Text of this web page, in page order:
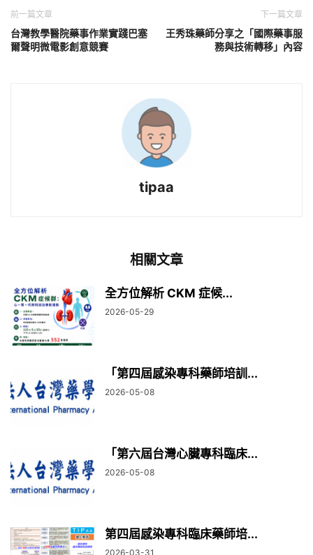
前一篇文章
台灣教學醫院藥事作業實踐巴塞
爾聲明微電影創意競賽
下一篇文章
王秀珠藥師分享之「國際藥事服
務與技術轉移」內容
tipaa
相關文章
全方位解析 CKM 症候...
2026-05-29
「第四屆感染專科藥師培訓...
2026-05-08
「第六屆台灣心臟專科臨床...
2026-05-08
第四屆感染專科臨床藥師培...
2026-03-31